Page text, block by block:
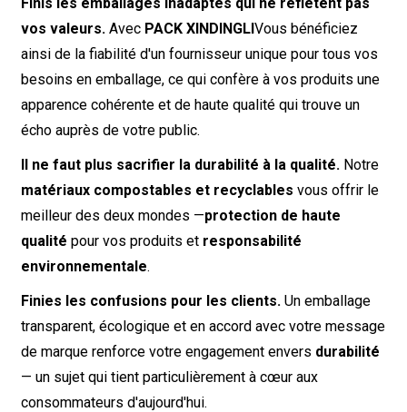
vos valeurs. Avec PACK XINDINGLIVous bénéficiez
ainsi de la fiabilité d'un fournisseur unique pour tous vos
besoins en emballage, ce qui confère à vos produits une
apparence cohérente et de haute qualité qui trouve un
écho auprès de votre public.
Il ne faut plus sacrifier la durabilité à la qualité. Notre
matériaux compostables et recyclables vous offrir le
meilleur des deux mondes —protection de haute
qualité pour vos produits et responsabilité
environnementale.
Finies les confusions pour les clients. Un emballage
transparent, écologique et en accord avec votre message
de marque renforce votre engagement envers durabilité
— un sujet qui tient particulièrement à cœur aux
consommateurs d'aujourd'hui.